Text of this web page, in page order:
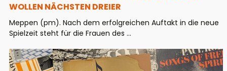
WOLLEN NÄCHSTEN DREIER
Meppen (pm). Nach dem erfolgreichen Auftakt in die neue
Spielzeit steht für die Frauen des ...